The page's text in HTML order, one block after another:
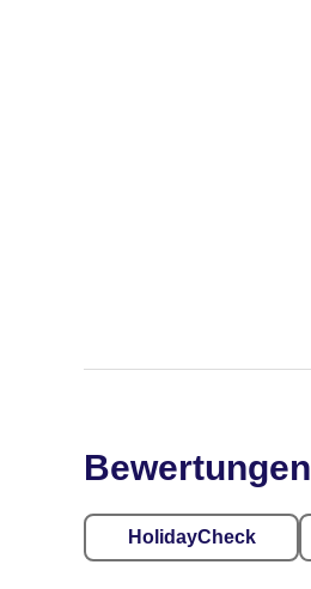
Bewertungen
HolidayCheck